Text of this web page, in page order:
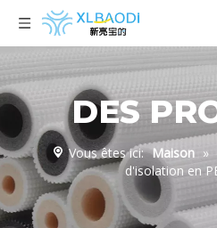
DES
Vous êtes ici: Maison »
d'isolation en